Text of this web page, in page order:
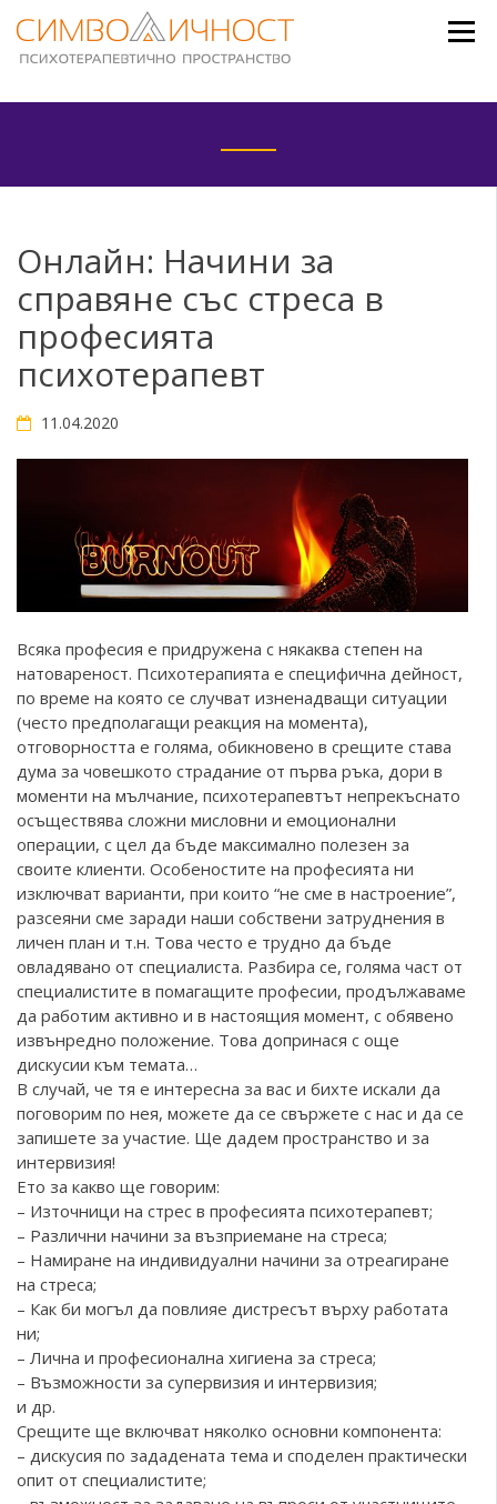
content
Онлайн: Начини за
справяне със стреса в
професията
психотерапевт
11.04.2020
Всяка професия е придружена с някаква степен на
натовареност. Психотерапията е специфична дейност,
по време на която се случват изненадващи ситуации
(често предполагащи реакция на момента),
отговорността е голяма, обикновено в срещите става
дума за човешкото страдание от първа ръка, дори в
моменти на мълчание, психотерапевтът непрекъснато
осъществява сложни мисловни и емоционални
операции, с цел да бъде максимално полезен за
своите клиенти. Особеностите на професията ни
изключват варианти, при които “не сме в настроение”,
разсеяни сме заради наши собствени затруднения в
личен план и т.н. Това често е трудно да бъде
овладявано от специалиста. Разбира се, голяма част от
специалистите в помагащите професии, продължаваме
да работим активно и в настоящия момент, с обявено
извънредно положение. Това допринася с още
дискусии към темата…
В случай, че тя е интересна за вас и бихте искали да
поговорим по нея, можете да се свържете с нас и да се
запишете за участие. Ще дадем пространство и за
интервизия!
Ето за какво ще говорим:
– Източници на стрес в професията психотерапевт;
– Различни начини за възприемане на стреса;
– Намиране на индивидуални начини за отреагиране
на стреса;
– Как би могъл да повлияе дистресът върху работата
ни;
– Лична и професионална хигиена за стреса;
– Възможности за супервизия и интервизия;
и др.
Срещите ще включват няколко основни компонента:
– дискусия по зададената тема и споделен практически
опит от специалистите;